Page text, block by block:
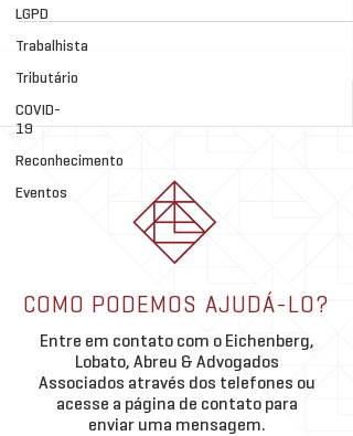
LGPD
Trabalhista
Tributário
COVID-
19
Reconhecimento
Eventos
nº 214/2025, modifica o fluxo de abertura de
empresas no país e impacta diretamente
empreendedores, contadores e profissionais
partir de agora, o processo exige uma etapa
correto de cada
COMO PODEMOS AJUDÁ-LO?
Entre em contato com o Eichenberg,
Lobato, Abreu & Advogados
Associados através dos telefones ou
acesse a página de contato para
enviar uma mensagem.